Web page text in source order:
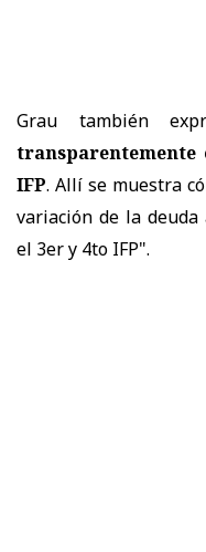
Grau también
transparentemente
IFP. Allí se muestra
variación de la deuda
el 3er y 4to IFP".